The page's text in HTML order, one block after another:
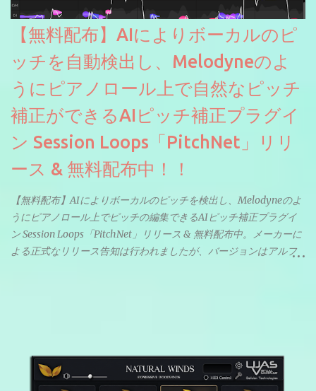
【無料配布】AIによりボーカルのピ
ッチを自動検出し、Melodyneのよ
うにピアノロール上で自然なピッチ
補正ができるAIピッチ補正プラグイ
ン Session Loops「PitchNet」リリ
ース & 無料配布中！！
【無料配布】AIによりボーカルのピッチを検出し、Melodyneのよ
うにピアノロール上でピッチの編集できるAIピッチ補正プラグイ
ン Session Loops「PitchNet」リリース & 無料配布中。メーカーに
よる正式なリリース告知は行われましたが、バージョンはアルフ
ソースを元に設計・改良した製品のようです。